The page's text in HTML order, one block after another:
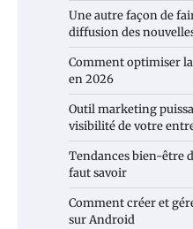
Une autre façon de
diffusion des
Comment optimiser
en 2026
Outil marketing
visibilité de votre
Tendances bien-être
faut savoir
Comment créer et
sur Android